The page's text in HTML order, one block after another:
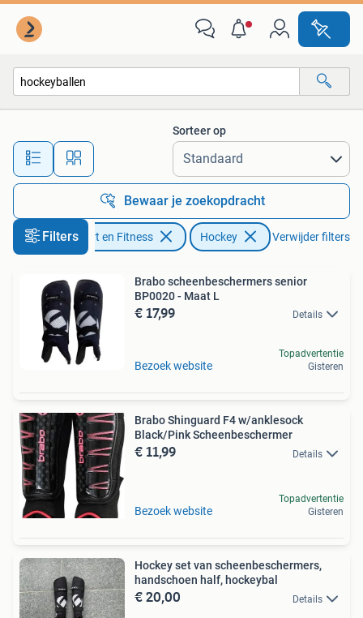
Alle afstanden…
Sorteer op
Bewaar je zoekopdracht
FiltersSport en Fitness Hockey Verwijder filters
Brabo scheenbeschermers senior
BP0020 - Maat L
€ 17,99 Details
Bezoek website
Topadvertentie
Gisteren
Brabo Shinguard F4 w/anklesock
Black/Pink Scheenbeschermer
€ 11,99 Details
Bezoek website
Topadvertentie
Gisteren
Hockey set van scheenbeschermers,
handschoen half, hockeybal
€ 20,00 Details